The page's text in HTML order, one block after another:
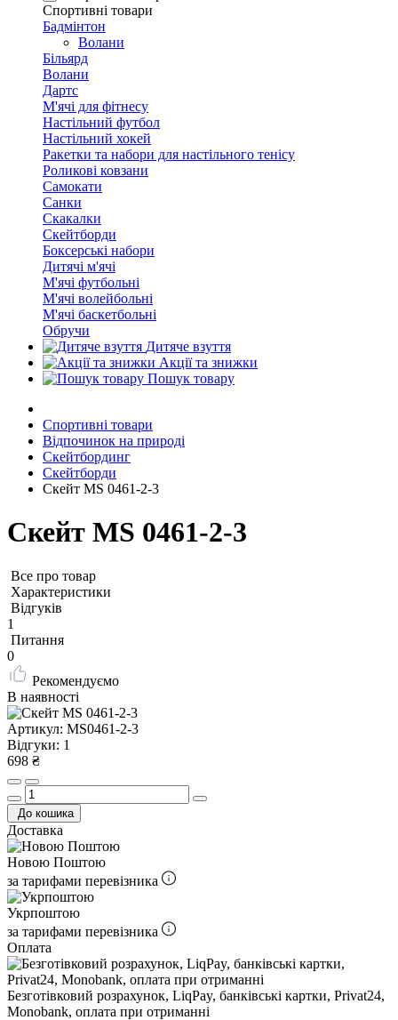
Спортивні товари
Бадмінтон
Волани
Більярд
Волани
Дартс
М'ячі для фітнесу
Настільний футбол
Настільний хокей
Ракетки та набори для настільного тенісу
Роликові ковзани
Самокати
Санки
Скакалки
Скейтборди
Боксерські набори
Дитячі м'ячі
М'ячі футбольні
М'ячі волейбольні
М'ячі баскетбольні
Обручи
Дитяче взуття
Акції та знижки
Пошук товару
Спортивні товари
Відпочинок на природі
Скейтбординг
Скейтборди
Скейт MS 0461-2-3
Скейт MS 0461-2-3
Все про товар
Характеристики
Відгуків
1
Питання
0
Рекомендуємо
В наявності
Артикул: MS0461-2-3
Відгуки: 1
698 ₴
До кошика
Доставка
Новою Поштою
за тарифами перевізника
Укрпоштою
за тарифами перевізника
Оплата
Безготівковий розрахунок, LiqPay, банківські картки, Privat24,
Monobank, оплата при отриманні